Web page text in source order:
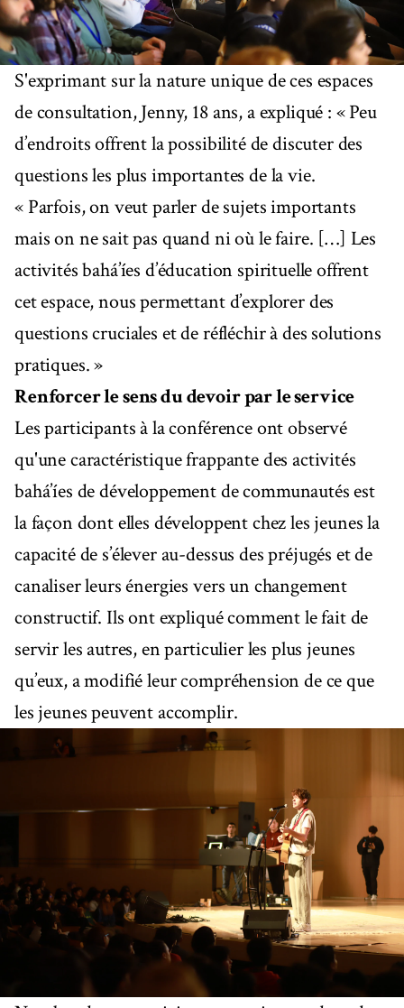
S'exprimant sur la nature unique de ces espaces
de consultation, Jenny, 18 ans, a expliqué : « Peu
d’endroits offrent la possibilité de discuter des
questions les plus importantes de la vie.
« Parfois, on veut parler de sujets importants
mais on ne sait pas quand ni où le faire. […] Les
activités bahá’íes d’éducation spirituelle offrent
cet espace, nous permettant d’explorer des
questions cruciales et de réfléchir à des solutions
pratiques. »
Renforcer le sens du devoir par le service
Les participants à la conférence ont observé
qu'une caractéristique frappante des activités
bahá’íes de développement de communautés est
la façon dont elles développent chez les jeunes la
capacité de s’élever au-dessus des préjugés et de
canaliser leurs énergies vers un changement
constructif. Ils ont expliqué comment le fait de
servir les autres, en particulier les plus jeunes
qu’eux, a modifié leur compréhension de ce que
les jeunes peuvent accomplir.